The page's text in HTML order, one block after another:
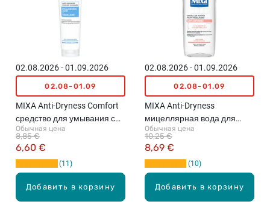
Добавить в корзину
02.08.2026 - 01.09.2026
02.08-01.09
MIXA Anti-Dryness Comfort
средство для умывания с
гиалуроновой кислотой и
скваланом, 150мл
Обычная цена
6,60 €
8,85 €
11
Добавить в корзину
02.08.2026 - 01.09.2026
02.08-01.09
MIXA Anti-Dryness
мицеллярная вода для
сухой кожи, 400мл
Обычная цена
8,69 €
10,25 €
10